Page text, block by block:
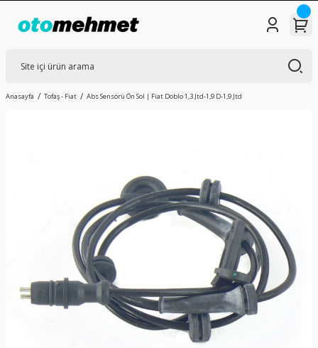
Anasayfa Tofaş - Fiat Abs Sensörü Ön Sol | Fiat Doblo 1,3 Jtd-1,9 D-1,9 Jtd